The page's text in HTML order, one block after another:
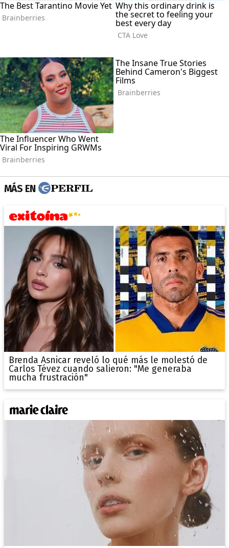
MÁS EN
Brenda Asnicar reveló lo qué más le molestó de
Carlos Tévez cuando salieron: "Me generaba
mucha frustración"